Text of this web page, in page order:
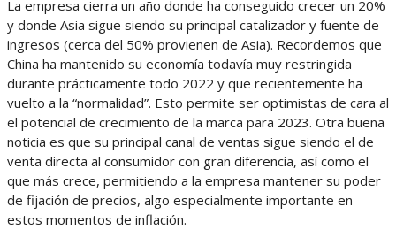
La empresa cierra un año donde ha conseguido crecer un 20%
y donde Asia sigue siendo su principal catalizador y fuente de
ingresos (cerca del 50% provienen de Asia). Recordemos que
China ha mantenido su economía todavía muy restringida
durante prácticamente todo 2022 y que recientemente ha
vuelto a la “normalidad”. Esto permite ser optimistas de cara al
el potencial de crecimiento de la marca para 2023. Otra buena
noticia es que su principal canal de ventas sigue siendo el de
venta directa al consumidor con gran diferencia, así como el
que más crece, permitiendo a la empresa mantener su poder
de fijación de precios, algo especialmente importante en
estos momentos de inflación.